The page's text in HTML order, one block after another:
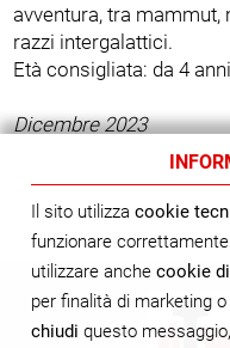
avventura, tra mammut,
razzi intergalattici.
Età consigliata: da 4 anni
Dicembre 2023
Il sito utilizza cookie
funzionare
utilizzare anche cookie
per finalità di marketing
chiudi questo